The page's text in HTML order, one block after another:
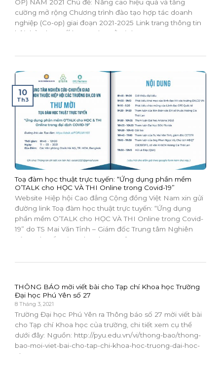
OP) NĂM 2021 Chủ đề: Nâng cao hiệu quả và tăng
cường mở rộng Chương trình đào tạo hợp tác doanh
nghiệp (Co-op) giai đoạn 2021-2025 Link trang thông tin
hội thảo: https://tlc.tvu.edu.vn/hoi-thao-co-op-2021
Toạ đàm học thuật trực tuyến: “Ứng dụng phần mềm
O’TALK cho HỌC VÀ THI Online trong Covid-19”
Website Hiệp hội Cao đẳng Cộng đồng Việt Nam xin gửi
đường link Toạ đàm học thuật trực tuyến: “Ứng dụng
phần mềm O’TALK cho HỌC VÀ THI Online trong Covid-
19” do TS Mai Văn Tỉnh – Giám đốc Trung tâm Nghiên
cứu – Chuyển giao Khoa học – Công...
10
Th3
THÔNG BÁO mời viết bài cho Tạp chí Khoa học Trường
Đại học Phú Yên số 27
8 Tháng 3, 2021
Trường Đại học Phú Yên ra Thông báo số 27 mời viết bài
cho Tạp chí Khoa học của trường, chi tiết xem cụ thể
dưới đây: Nguồn: http://pyu.edu.vn/vi/thong-bao/thong-
bao-moi-viet-bai-cho-tap-chi-khoa-hoc-truong-dai-hoc-
phu-yen-so-27...